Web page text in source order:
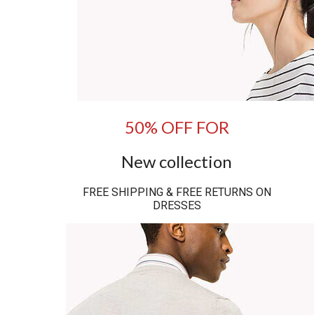
50% OFF FOR
New collection
FREE SHIPPING & FREE RETURNS ON
DRESSES